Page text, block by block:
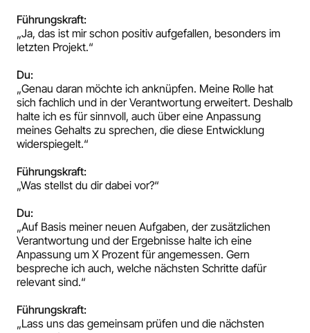
Führungskraft:
„Ja, das ist mir schon positiv aufgefallen, besonders im
letzten Projekt.“
Du:
„Genau daran möchte ich anknüpfen. Meine Rolle hat
sich fachlich und in der Verantwortung erweitert. Deshalb
halte ich es für sinnvoll, auch über eine Anpassung
meines Gehalts zu sprechen, die diese Entwicklung
widerspiegelt.“
Führungskraft:
„Was stellst du dir dabei vor?“
Du:
„Auf Basis meiner neuen Aufgaben, der zusätzlichen
Verantwortung und der Ergebnisse halte ich eine
Anpassung um X Prozent für angemessen. Gern
bespreche ich auch, welche nächsten Schritte dafür
relevant sind.“
Führungskraft:
„Lass uns das gemeinsam prüfen und die nächsten